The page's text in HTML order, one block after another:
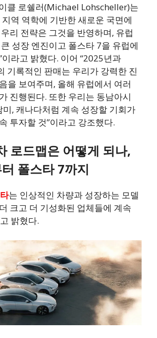
클 로쉘러(Michael Lohscheller)는
역 역학에 기반한 새로운 국면에
리 전략은 그것을 반영하며, 유럽
성장 엔진이고 폴스타 7을 유럽에
라고 밝혔다. 이어 “2025년과
기록적인 판매는 우리가 강력한 진
을 보여주며, 올해 유럽에서 여러
진행된다. 또한 우리는 동남아시
미, 캐나다처럼 계속 성장할 기회가
투자할 것”이라고 강조했다.
로드맵은 어떻게 되나,
폴스타 7까지
는 인상적인 차량과 성장하는 모델
크고 더 기성화된 업체들에 계속
밝혔다.